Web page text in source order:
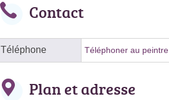
Contact
Téléphone Téléphoner au peintre
Plan et adresse